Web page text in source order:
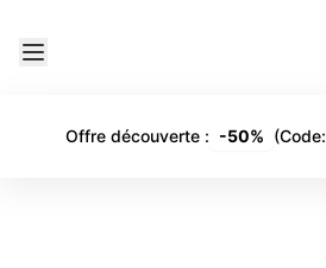
Offre découverte: -50% (Code: